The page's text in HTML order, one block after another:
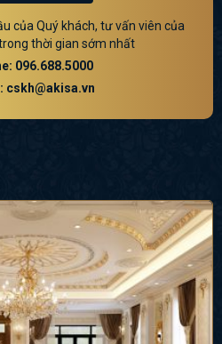
của Quý khách, tư vấn viên của
thời gian sớm nhất
096.688.5000
cskh@akisa.vn